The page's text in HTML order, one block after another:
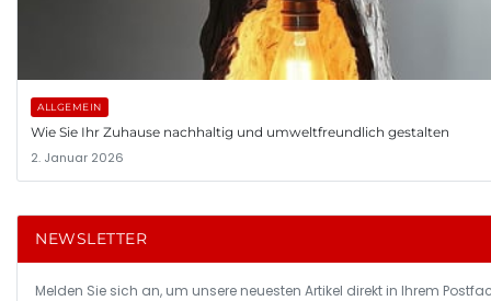
ALLGEMEIN
Wie Sie Ihr Zuhause nachhaltig und umweltfreundlich gestalten
2. Januar 2026
NEWSLETTER
Melden Sie sich an, um unsere neuesten Artikel direkt in Ihrem